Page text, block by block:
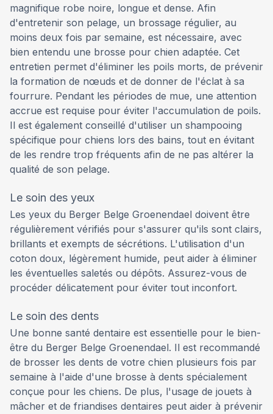
magnifique robe noire, longue et dense. Afin
d'entretenir son pelage, un brossage régulier, au
moins deux fois par semaine, est nécessaire, avec
bien entendu une brosse pour chien adaptée. Cet
entretien permet d'éliminer les poils morts, de prévenir
la formation de nœuds et de donner de l'éclat à sa
fourrure. Pendant les périodes de mue, une attention
accrue est requise pour éviter l'accumulation de poils.
Il est également conseillé d'utiliser un shampooing
spécifique pour chiens lors des bains, tout en évitant
de les rendre trop fréquents afin de ne pas altérer la
qualité de son pelage.
Le soin des yeux
Les yeux du Berger Belge Groenendael doivent être
régulièrement vérifiés pour s'assurer qu'ils sont clairs,
brillants et exempts de sécrétions. L'utilisation d'un
coton doux, légèrement humide, peut aider à éliminer
les éventuelles saletés ou dépôts. Assurez-vous de
procéder délicatement pour éviter tout inconfort.
Le soin des dents
Une bonne santé dentaire est essentielle pour le bien-
être du Berger Belge Groenendael. Il est recommandé
de brosser les dents de votre chien plusieurs fois par
semaine à l'aide d'une brosse à dents spécialement
conçue pour les chiens. De plus, l'usage de jouets à
mâcher et de friandises dentaires peut aider à prévenir